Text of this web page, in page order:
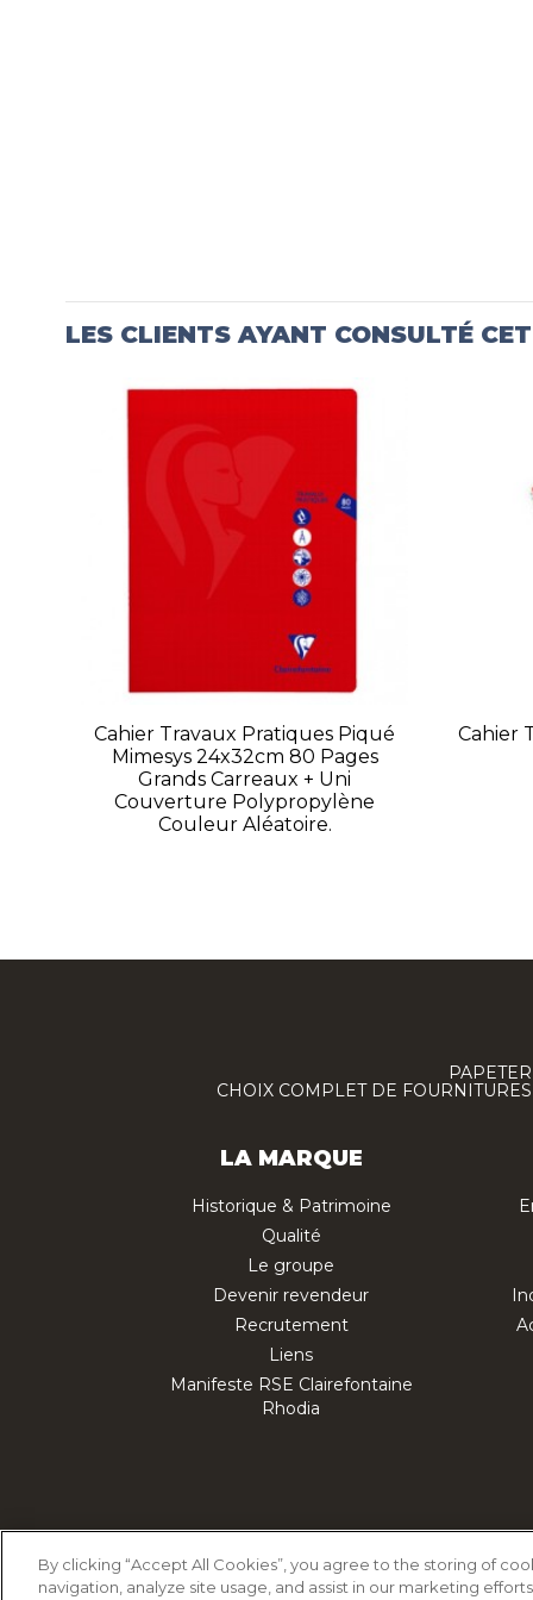
LES CLIENTS AYANT CONSULTÉ
Cahier Travaux Pratiques Piqué
Mimesys 24x32cm 80 Pages
Grands Carreaux + Uni
Couverture Polypropylène
Couleur Aléatoire.
Cahier
CHOIX COMPLET DE
LA MARQUE
Historique & Patrimoine
Qualité
Le groupe
Devenir revendeur
Recrutement
Liens
Manifeste RSE Clairefontaine
Rhodia
By clicking “Accept All Cookies”, you agree to the storing of
navigation, analyze site usage, and assist in our marketing